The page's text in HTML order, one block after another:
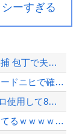
ーすぎる
【速報】 毎日新聞のベテラン記者を逮捕 包丁で夫を脅した容疑
【衝撃】クルタ族虐 殺の犯人、ツェリードニヒで確定！クロロの演劇のせいで2人も無...
【朗報】マンジャラーワイ、マンジャロ使用して8週間たった結果
【画像】 福岡、こんなのが普通に走ってるｗｗｗｗｗｗｗｗｗｗｗｗｗｗｗｗ